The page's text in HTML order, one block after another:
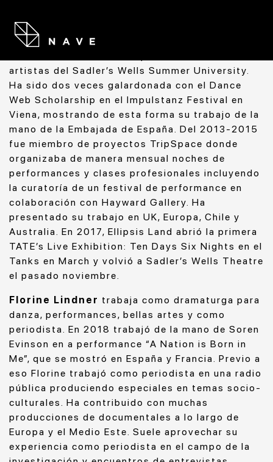
performática toma distintos medios trabajando
principiante con la coreografía, el video y la luz.
artistas del Sadler’s Wells Summer University.
Ha sido dos veces galardonada con el Dance
Web Scholarship en el Impulstanz Festival en
Viena, mostrando de esta forma su trabajo de la
mano de la Embajada de España. Del 2013-2015
fue miembro de proyectos TripSpace donde
organizaba de manera mensual noches de
performances y clases profesionales incluyendo
la curatoría de un festival de performance en
colaboración con Hayward Gallery. Ha
presentado su trabajo en UK, Europa, Chile y
Australia. En 2017, Ellipsis Land abrió la primera
TATE’s Live Exhibition: Ten Days Six Nights en el
Tanks en March y volvió a Sadler’s Wells Theatre
el pasado noviembre.
Florine Lindner trabaja como dramaturga para
danza, performances, bellas artes y como
periodista. En 2018 trabajó de la mano de Soren
Evinson en a performance “A Nation is Born in
Me”, que se mostró en España y Francia. Previo a
eso Florine trabajó como periodista en una radio
pública produciendo especiales en temas socio-
culturales. Ha contribuido con muchas
producciones de documentales a lo largo de
Europa y el Medio Este. Suele aprovechar su
experiencia como periodista en el campo de la